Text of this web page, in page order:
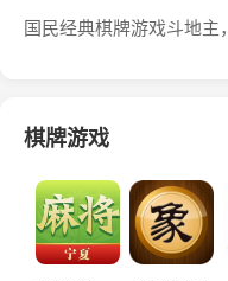
国民经典棋牌游戏斗地主
棋牌游戏